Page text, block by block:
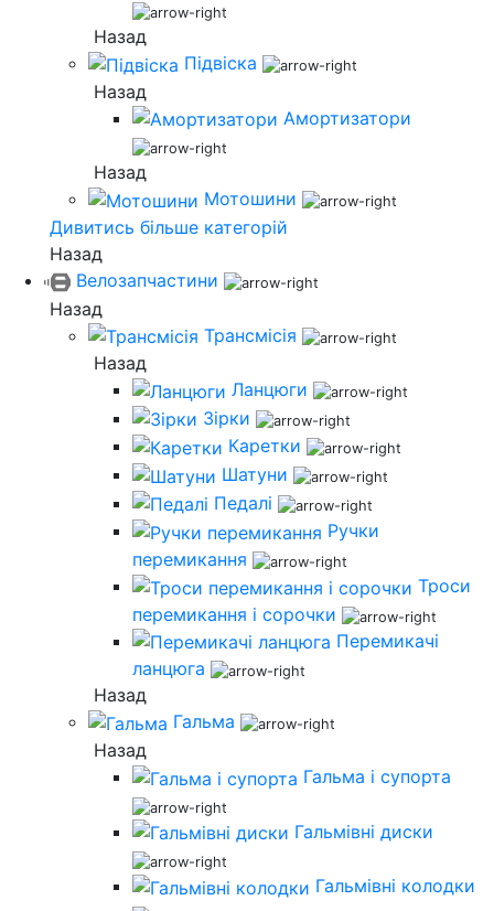
Назад
Підвіска
Назад
Амортизатори
Назад
Мотошини
Дивитись більше категорій
Назад
Велозапчастини
Назад
Трансмісія
Назад
Ланцюги
Зірки
Каретки
Шатуни
Педалі
Ручки
перемикання
Троси
перемикання і сорочки
Перемикачі
ланцюга
Назад
Гальма
Назад
Гальма і супорта
Гальмівні диски
Гальмівні колодки